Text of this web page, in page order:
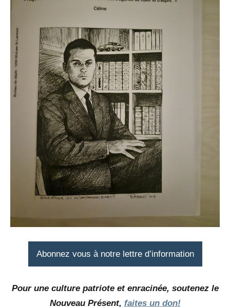
Abonnez vous à notre lettre d’information
Pour une culture patriote et enracinée, soutenez le
Nouveau Présent, faites un don!